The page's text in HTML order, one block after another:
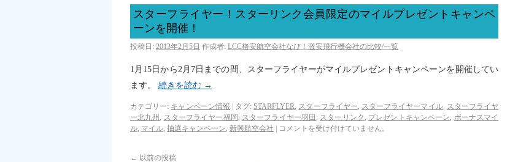
スターフライヤー！スターリンク会員限定のマイルプレゼントキャンペ
ーンを開催！
投稿日: 2013年2月5日 作成者: LCC格安航空会社なび！激安飛行機会社の比較/一覧
1月15日から2月7日までの間、スターフライヤーがマイルプレゼントキャンペーンを開催してい
ます。 続きを読む →
カテゴリー: キャンペーン情報 タグ: STARFLYER, スターフライヤー, スターフライヤーマイル, スターフライヤ
ー北九州 , スターフライヤー福岡 , スターフライヤー羽田 , スターリンク , プレゼントキャンペーン, ボーナスマイ
ル, マイル, 抽選キャンペーン, 新興航空会社 コメントを受け付けていません。
← 以前の投稿